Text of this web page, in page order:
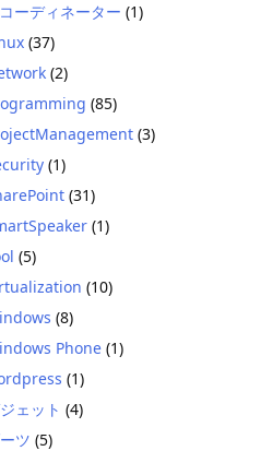
ーディネーター (1)
(37)
(2)
(85)
(3)
(1)
(31)
(1)
(5)
(10)
(8)
Phone (1)
(1)
ェット (4)
ツ (5)